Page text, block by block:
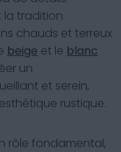
la tradition.
chauds et terreux
beige et le blanc
un
et serein,
rustique.
rôle fondamental,